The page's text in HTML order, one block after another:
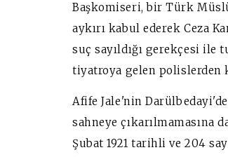
Başkomiseri, bir Türk
aykırı kabul ederek Ceza
suç sayıldığı gerekçesi
tiyatroya gelen polislerden
Afife Jale'nin
sahneye çıkarılmamasına
Şubat 1921 tarihli ve 204